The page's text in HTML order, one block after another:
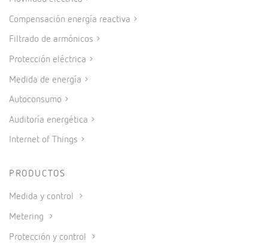
Compensación energía reactiva
Filtrado de armónicos
Protección eléctrica
Medida de energía
Autoconsumo
Auditoría energética
Internet of Things
PRODUCTOS
Medida y control
Metering
Protección y control